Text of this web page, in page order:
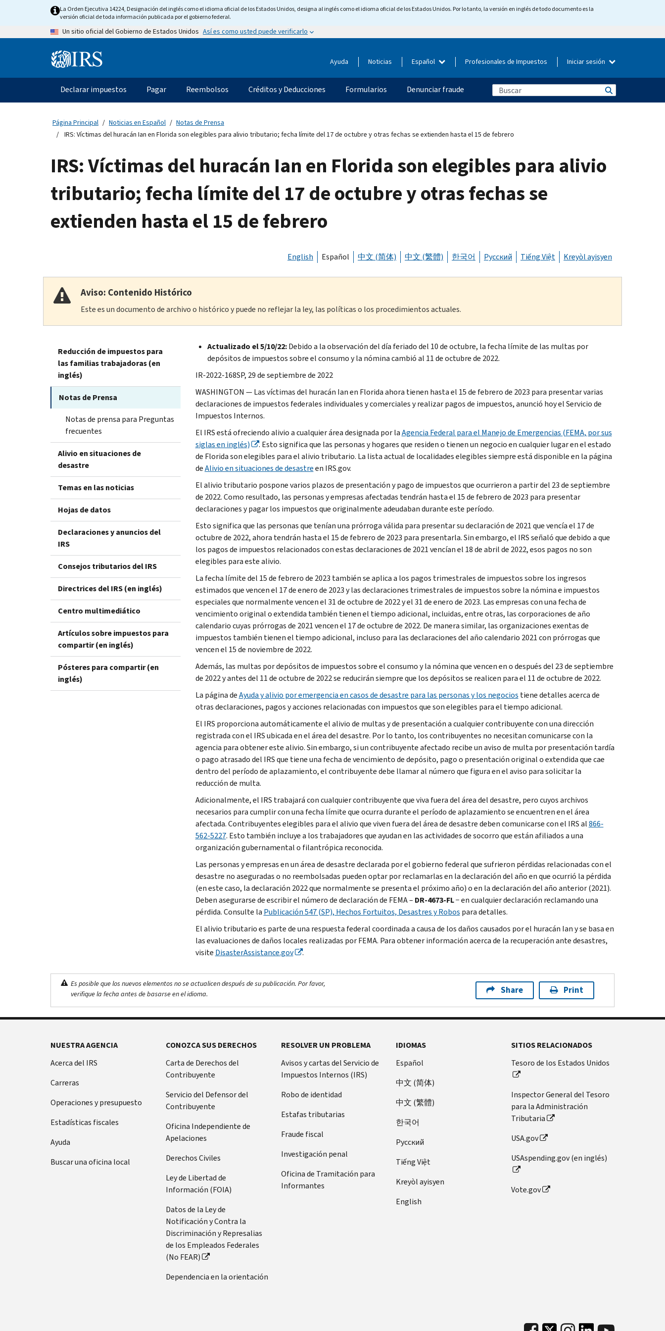
content
La Orden Ejecutiva 14224, Designación del inglés como el idioma oficial de los Estados Unidos, designa al inglés como el idioma oficial de los Estados Unidos. Por lo tanto, la versión en inglés de todo documento es la
versión oficial de toda información publicada por el gobierno federal.
Un sitio oficial del Gobierno de Estados Unidos Así es como usted puede verificarlo
Information Ayuda Noticias Español Profesionales de Impuestos Iniciar sesión
Navegación
principal
Declarar impuestos Pagar Reembolsos Créditos y Deducciones Formularios Denunciar fraude
Página Principal Noticias en Español
Notas de Prensa
IRS: Víctimas del huracán Ian en Florida son elegibles para alivio tributario; fecha límite del 17 de octubre y otras fechas se extienden hasta el 15 de febrero
IRS: Víctimas del huracán Ian en Florida son elegibles para alivio
tributario; fecha límite del 17 de octubre y otras fechas se
extienden hasta el 15 de febrero
English Español 中文 (简体) 中文 (繁體) 한국어 Русский Tiếng Việt Kreyòl ayisyen
Aviso: Contenido Histórico
Este es un documento de archivo o histórico y puede no reflejar la ley, las políticas o los procedimientos actuales.
Reducción de impuestos para
las familias trabajadoras (en
inglés)
Notas de Prensa
Notas de prensa para Preguntas
frecuentes
Alivio en situaciones de
desastre
Temas en las noticias
Hojas de datos
Declaraciones y anuncios del
IRS
Consejos tributarios del IRS
Directrices del IRS (en inglés)
Centro multimediático
Artículos sobre impuestos para
compartir (en inglés)
Pósteres para compartir (en
inglés)
Actualizado el 5/10/22:Debido a la observación del día feriado del 10 de octubre, la fecha límite de las multas por
depósitos de impuestos sobre el consumo y la nómina cambió al 11 de octubre de 2022.
IR-2022-168SP, 29 de septiembre de 2022
WASHINGTON — Las víctimas del huracán Ian en Florida ahora tienen hasta el 15 de febrero de 2023 para presentar varias
declaraciones de impuestos federales individuales y comerciales y realizar pagos de impuestos, anunció hoy el Servicio de
Impuestos Internos.
El IRS está ofreciendo alivio a cualquier área designada por laAgencia Federal para el Manejo de Emergencias (FEMA, por sus
siglas en inglés)
. Esto significa que las personas y hogares que residen o tienen un negocio en cualquier lugar en el estado
de Florida son elegibles para el alivio tributario. La lista actual de localidades elegibles siempre está disponible en la página
deAlivio en situaciones de desastreen IRS.gov.
El alivio tributario pospone varios plazos de presentación y pago de impuestos que ocurrieron a partir del 23 de septiembre
de 2022. Como resultado, las personas y empresas afectadas tendrán hasta el 15 de febrero de 2023 para presentar
declaraciones y pagar los impuestos que originalmente adeudaban durante este período.
Esto significa que las personas que tenían una prórroga válida para presentar su declaración de 2021 que vencía el 17 de
octubre de 2022, ahora tendrán hasta el 15 de febrero de 2023 para presentarla. Sin embargo, el IRS señaló que debido a que
los pagos de impuestos relacionados con estas declaraciones de 2021 vencían el 18 de abril de 2022, esos pagos no son
elegibles para este alivio.
La fecha límite del 15 de febrero de 2023 también se aplica a los pagos trimestrales de impuestos sobre los ingresos
estimados que vencen el 17 de enero de 2023 y las declaraciones trimestrales de impuestos sobre la nómina e impuestos
especiales que normalmente vencen el 31 de octubre de 2022 y el 31 de enero de 2023. Las empresas con una fecha de
vencimiento original o extendida también tienen el tiempo adicional, incluidas, entre otras, las corporaciones de año
calendario cuyas prórrogas de 2021 vencen el 17 de octubre de 2022. De manera similar, las organizaciones exentas de
impuestos también tienen el tiempo adicional, incluso para las declaraciones del año calendario 2021 con prórrogas que
vencen el 15 de noviembre de 2022.
Además, las multas por depósitos de impuestos sobre el consumo y la nómina que vencen en o después del 23 de septiembre
de 2022 y antes del 11 de octubre de 2022 se reducirán siempre que los depósitos se realicen para el 11 de octubre de 2022.
La página deAyuda y alivio por emergencia en casos de desastre para las personas y los negocios tiene detalles acerca de
otras declaraciones, pagos y acciones relacionadas con impuestos que son elegibles para el tiempo adicional.
El IRS proporciona automáticamente el alivio de multas y de presentación a cualquier contribuyente con una dirección
registrada con el IRS ubicada en el área del desastre. Por lo tanto, los contribuyentes no necesitan comunicarse con la
agencia para obtener este alivio. Sin embargo, si un contribuyente afectado recibe un aviso de multa por presentación tardía
o pago atrasado del IRS que tiene una fecha de vencimiento de depósito, pago o presentación original o extendida que cae
dentro del período de aplazamiento, el contribuyente debe llamar al número que figura en el aviso para solicitar la
reducción de multa.
Adicionalmente, el IRS trabajará con cualquier contribuyente que viva fuera del área del desastre, pero cuyos archivos
necesarios para cumplir con una fecha límite que ocurra durante el período de aplazamiento se encuentren en el área
afectada. Contribuyentes elegibles para el alivio que viven fuera del área de desastre deben comunicarse con el IRS al866-
562-5227. Esto también incluye a los trabajadores que ayudan en las actividades de socorro que están afiliados a una
organización gubernamental o filantrópica reconocida.
Las personas y empresas en un área de desastre declarada por el gobierno federal que sufrieron pérdidas relacionadas con el
desastre no aseguradas o no reembolsadas pueden optar por reclamarlas en la declaración del año en que ocurrió la pérdida
(en este caso, la declaración 2022 que normalmente se presenta el próximo año) o en la declaración del año anterior (2021).
Deben asegurarse de escribir el número de declaración de FEMA – DR-4673-FL− en cualquier declaración reclamando una
pérdida. Consulte la Publicación 547 (SP), Hechos Fortuitos, Desastres y Robos para detalles.
El alivio tributario es parte de una respuesta federal coordinada a causa de los daños causados por el huracán Ian y se basa en
las evaluaciones de daños locales realizadas por FEMA. Para obtener información acerca de la recuperación ante desastres,
visite DisasterAssistance.gov .
Es posible que los nuevos elementos no se actualicen después de su publicación. Por favor,
verifique la fecha antes de basarse en el idioma.
Share Print
NUESTRA AGENCIA
Acerca del IRS
Carreras
Operaciones y presupuesto
Estadísticas fiscales
Ayuda
Buscar una oficina local
CONOZCA SUS DERECHOS
Carta de Derechos del
Contribuyente
Servicio del Defensor del
Contribuyente
Oficina Independiente de
Apelaciones
Derechos Civiles
Ley de Libertad de
Información (FOIA)
Datos de la Ley de
Notificación y Contra la
Discriminación y Represalias
de los Empleados Federales
(No FEAR)
Dependencia en la orientación
RESOLVER UN PROBLEMA
Avisos y cartas del Servicio de
Impuestos Internos (IRS)
Robo de identidad
Estafas tributarias
Fraude fiscal
Investigación penal
Oficina de Tramitación para
Informantes
IDIOMAS
Español
中文 (简体)
中文 (繁體)
한국어
Pусский
Tiếng Việt
Kreyòl ayisyen
English
SITIOS RELACIONADOS
Tesoro de los Estados Unidos
Inspector General del Tesoro
para la Administración
Tributaria
USA.gov
USAspending.gov (en inglés)
Vote.gov